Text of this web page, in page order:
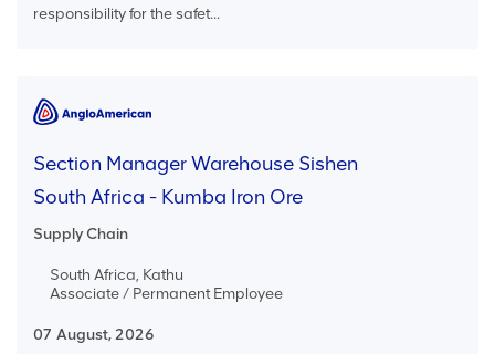
responsibility for the safet...
Section Manager Warehouse Sishen
South Africa - Kumba Iron Ore
Supply Chain
South Africa, Kathu
Associate / Permanent Employee
07 August, 2026